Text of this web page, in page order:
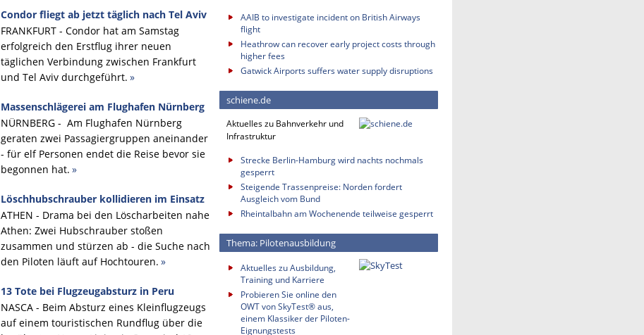
Condor fliegt ab jetzt täglich nach Tel Aviv
FRANKFURT - Condor hat am Samstag
erfolgreich den Erstflug ihrer neuen
täglichen Verbindung zwischen Frankfurt
und Tel Aviv durchgeführt. »
Massenschlägerei am Flughafen Nürnberg
NÜRNBERG - Am Flughafen Nürnberg
geraten zwei Passagiergruppen aneinander
- für elf Personen endet die Reise bevor sie
begonnen hat. »
Löschhubschrauber kollidieren im Einsatz
ATHEN - Drama bei den Löscharbeiten nahe
Athen: Zwei Hubschrauber stoßen
zusammen und stürzen ab - die Suche nach
den Piloten läuft auf Hochtouren. »
13 Tote bei Flugzeugabsturz in Peru
NASCA - Beim Absturz eines Kleinflugzeugs
auf einem touristischen Rundflug über die
AAIB to investigate incident on British Airways
flight
Heathrow can recover early project costs through
higher fees
Gatwick Airports suffers water supply disruptions
schiene.de
Aktuelles zu Bahnverkehr und
Infrastruktur
Strecke Berlin-Hamburg wird nachts nochmals
gesperrt
Steigende Trassenpreise: Norden fordert
Ausgleich vom Bund
Rheintalbahn am Wochenende teilweise gesperrt
Thema: Pilotenausbildung
Aktuelles zu Ausbildung,
Training und Karriere
Probieren Sie online den
OWT von SkyTest® aus,
einem Klassiker der Piloten-
Eignungstests